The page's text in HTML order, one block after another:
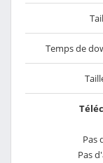
Temps de
Pas
Pas